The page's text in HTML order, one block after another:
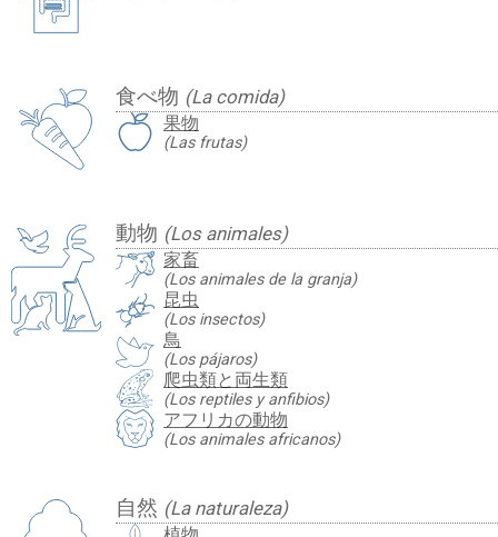
食べ物 (La comida)
果物
(Las frutas)
動物 (Los animales)
家畜
(Los animales de la granja)
昆虫
(Los insectos)
鳥
(Los pájaros)
爬虫類と両生類
(Los reptiles y anfibios)
アフリカの動物
(Los animales africanos)
自然 (La naturaleza)